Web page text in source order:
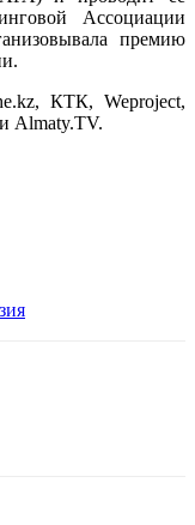
Ассоциации
премию
КТК, Weproject,
Almaty.TV.